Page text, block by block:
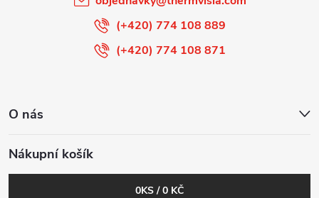
(+420) 774 108 889
(+420) 774 108 871
O nás
Nákupní košík
0KS /0 KČ